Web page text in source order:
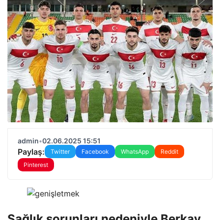
admin•02.06.2025 15:51
Paylaş: Twitter Facebook WhatsApp
Reddit
Pinterest